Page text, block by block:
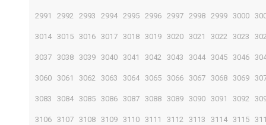
2991 2992 2993 2994 2995 2996 2997 2998 2999 3000
3014 3015 3016 3017 3018 3019 3020 3021 3022 3023
3037 3038 3039 3040 3041 3042 3043 3044 3045 3046
3060 3061 3062 3063 3064 3065 3066 3067 3068 3069
3083 3084 3085 3086 3087 3088 3089 3090 3091 3092
3106 3107 3108 3109 3110 3111 3112 3113 3114 3115